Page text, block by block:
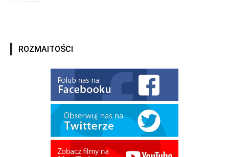
ROZMAITOŚCI